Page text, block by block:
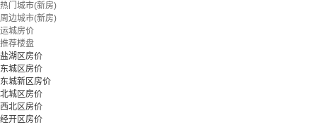
热门城市(新房)
周边城市(新房)
运城房价
推荐楼盘
盐湖区房价
东城区房价
东城新区房价
北城区房价
西北区房价
经开区房价